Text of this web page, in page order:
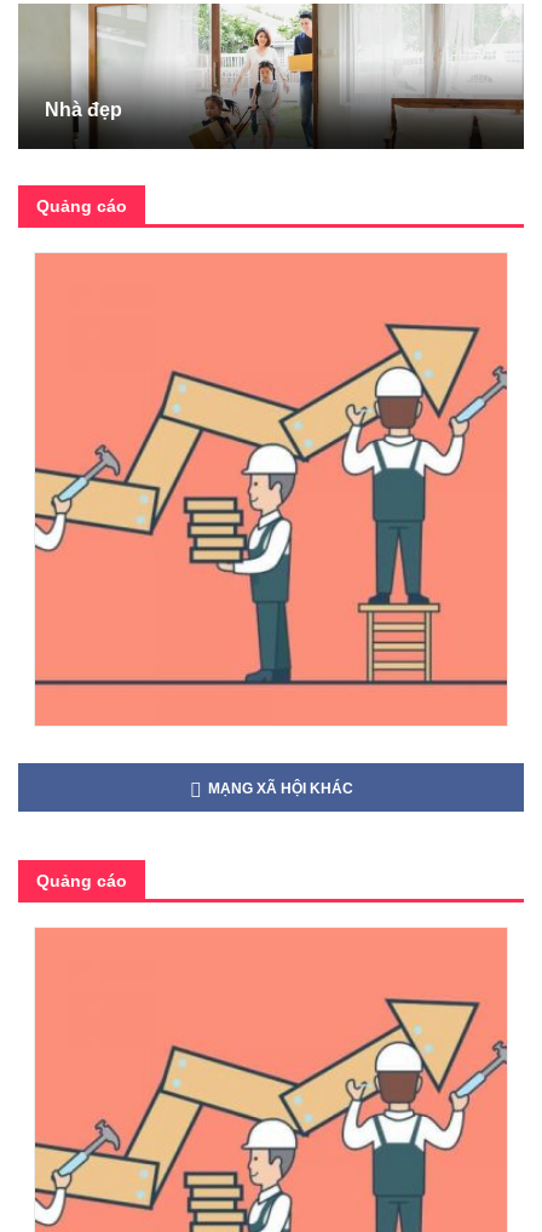
Nhà đẹp
Quảng cáo
MẠNG XÃ HỘI KHÁC
Quảng cáo